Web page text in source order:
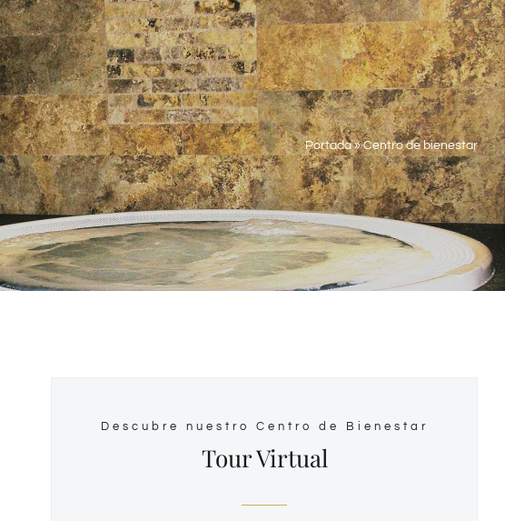
Portada»Centro de bienestar
Descubre nuestro Centro de Bienestar
Tour Virtual